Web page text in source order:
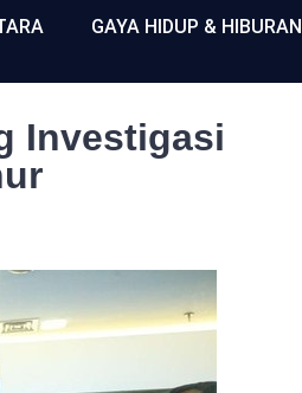
GAYA HIDUP & HIBURAN
Investigasi